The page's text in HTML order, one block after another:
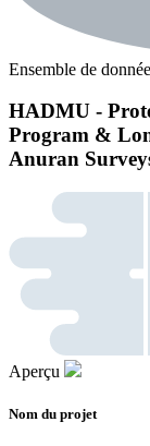
Ensemble de
HADMU -
Program &
Anuran
Aperçu
Nom du projet